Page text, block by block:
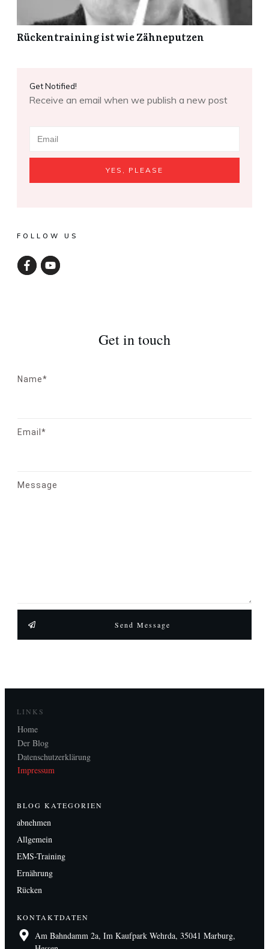
Rückentraining ist wie Zähneputzen
Get Notified!
Receive an email when we publish a new post
YES, PLEASE
FOLLOW US
Get in touch
Name*
Email*
Message
Send Message
LINKS
Home
Der Blog
Datenschutzerklärung
Impressum
BLOG KATEGORIEN
abnehmen
Allgemein
EMS-Training
Ernährung
Rücken
KONTAKTDATEN
Am Bahndamm 2a, Im Kaufpark Wehrda, 35041 Marburg,